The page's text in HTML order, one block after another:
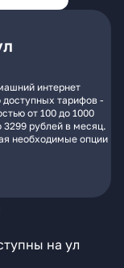
интернет
тарифов -
от 100 до 1000
рублей в месяц.
необходимые опции
на ул